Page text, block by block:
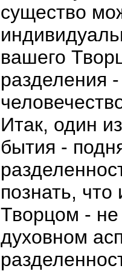
существо
вашего
разделения
Итак, один
бытия -
познать,
Творцом - не
духовном